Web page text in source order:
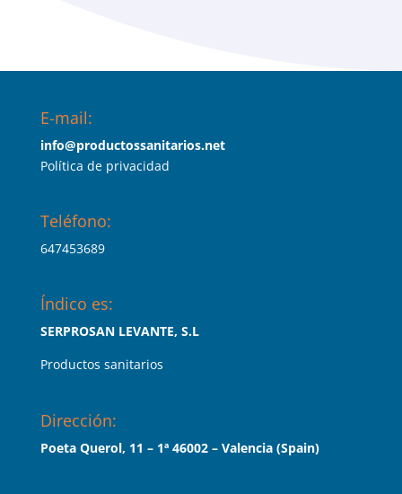
E-mail:
info@productossanitarios.net
Política de privacidad
Teléfono:
647453689
Índico es:
SERPROSAN LEVANTE, S.L
Productos sanitarios
Dirección:
Poeta Querol, 11 – 1ª 46002 – Valencia (Spain)